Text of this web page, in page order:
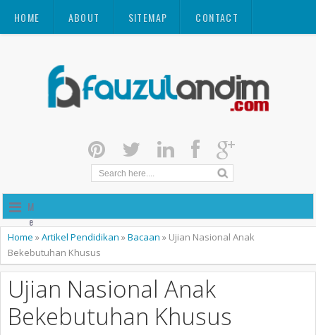
HOME ABOUT SITEMAP CONTACT
M
e
n
u
Home »Artikel Pendidikan »Bacaan » Ujian Nasional Anak
Bekebutuhan Khusus
Ujian Nasional Anak
Bekebutuhan Khusus